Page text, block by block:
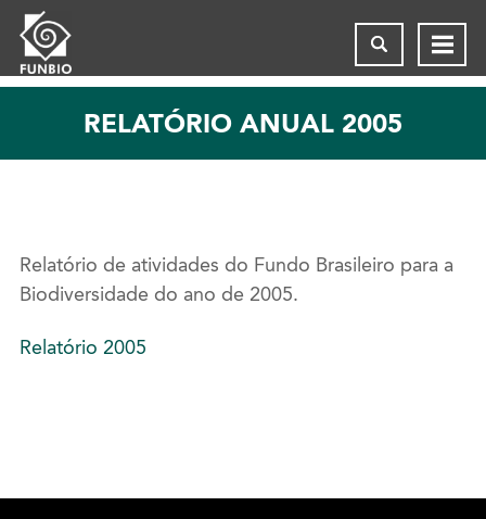
RELATÓRIO ANUAL 2005
Relatório de atividades do Fundo Brasileiro para a
Biodiversidade do ano de 2005.
Relatório 2005